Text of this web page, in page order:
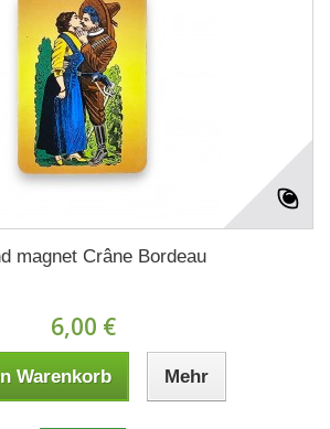
magnet Crâne Bordeau
6,00 €
Warenkorb Mehr